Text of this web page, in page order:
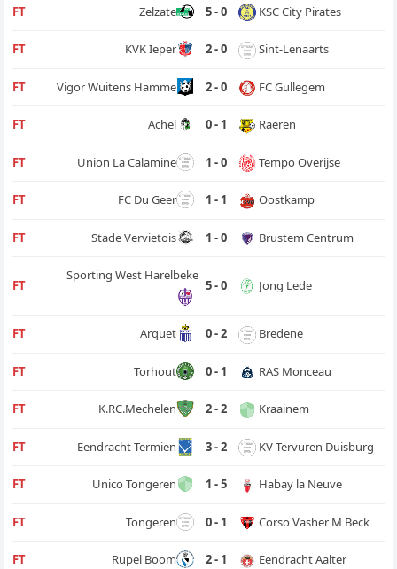
FT Zelzate 5 - 0 KSC City Pirates
FT KVK Ieper 2 - 0 Sint-Lenaarts
FT Vigor Wuitens Hamme 2 - 0 FC Gullegem
FT Achel 0 - 1 Raeren
FT Union La Calamine 1 - 0 Tempo Overijse
FT FC Du Geer 1 - 1 Oostkamp
FT Stade Vervietois 1 - 0 Brustem Centrum
FT
Sporting West Harelbeke
5 - 0 Jong Lede
FT Arquet 0 - 2 Bredene
FT Torhout 0 - 1 RAS Monceau
FT K.RC.Mechelen 2 - 2 Kraainem
FT Eendracht Termien 3 - 2 KV Tervuren Duisburg
FT Unico Tongeren 1 - 5 Habay la Neuve
FT Tongeren 0 - 1 Corso Vasher M Beck
FT Rupel Boom 2 - 1 Eendracht Aalter